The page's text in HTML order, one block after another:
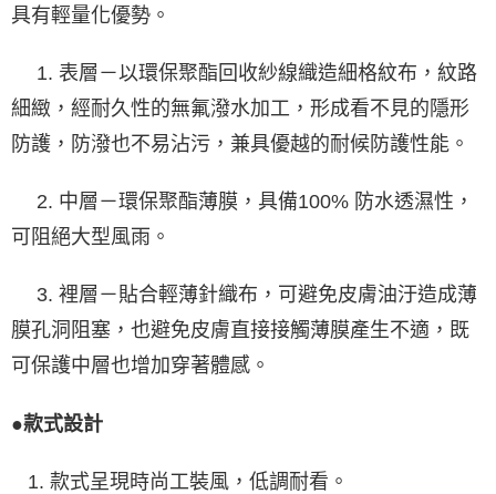
具有輕量化優勢。
1. 表層－以環保聚酯回收紗線織造細格紋布，紋路
細緻，經耐久性的無氟潑水加工，形成看不見的隱形
防護，防潑也不易沾污，兼具優越的耐候防護性能。
2. 中層－環保聚酯薄膜，具備100% 防水透濕性，
可阻絕大型風雨。
3. 裡層－貼合輕薄針織布，可避免皮膚油汙造成薄
膜孔洞阻塞，也避免皮膚直接接觸薄膜產生不適，既
可保護中層也增加穿著體感。
●款式設計
1. 款式呈現時尚工裝風，低調耐看。